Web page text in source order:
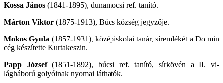
Kossa János (1841-1895), dunamocsi ref. tanító.
Márton Viktor (1875-1913), Búcs község jegyzője.
Mokos Gyula (1857-1931), középiskolai tanár, síremlékét a Do min
cég készítette Kurtakeszin.
Papp József(1851-1892), búcsi ref. tanító, sírkövén a II. vi­
lágháború golyóinak nyomai láthatók.